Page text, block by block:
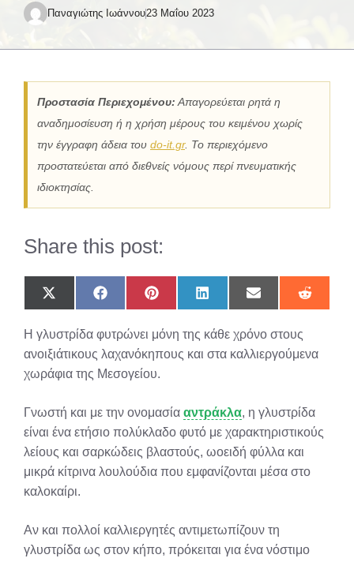
Παναγιώτης Ιωάννου23 Μαΐου 2023
Προστασία Περιεχομένου: Απαγορεύεται ρητά η
αναδημοσίευση ή η χρήση μέρους του κειμένου χωρίς
την έγγραφη άδεια του do-it.gr. Το περιεχόμενο
προστατεύεται από διεθνείς νόμους περί πνευματικής
ιδιοκτησίας.
Share this post:
Share
on
(Twitter)
Share
on
Share
on
Share
on
Share
on
Share
on
Η γλυστρίδα φυτρώνει μόνη της κάθε χρόνο στους
ανοιξιάτικους λαχανόκηπους και στα καλλιεργούμενα
χωράφια της Μεσογείου.
Γνωστή και με την ονομασία αντράκλα, η γλυστρίδα
είναι ένα ετήσιο πολύκλαδο φυτό με χαρακτηριστικούς
λείους και σαρκώδεις βλαστούς, ωοειδή φύλλα και
μικρά κίτρινα λουλούδια που εμφανίζονται μέσα στο
καλοκαίρι.
Αν και πολλοί καλλιεργητές αντιμετωπίζουν τη
γλυστρίδα ως στον κήπο, πρόκειται για ένα νόστιμο